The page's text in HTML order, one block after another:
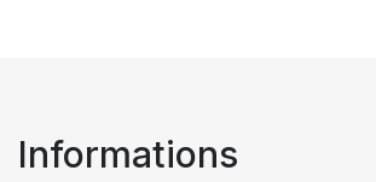
Informations